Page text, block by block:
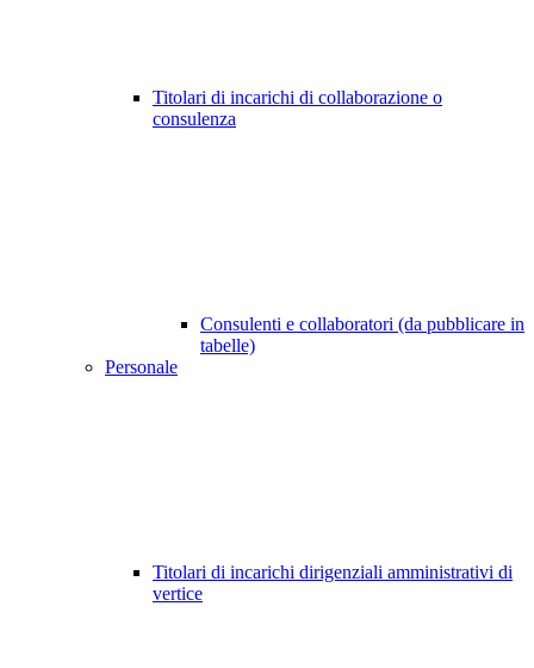
Titolari di incarichi di collaborazione o
consulenza
Consulenti e collaboratori (da pubblicare in
tabelle)
Personale
Titolari di incarichi dirigenziali amministrativi di
vertice